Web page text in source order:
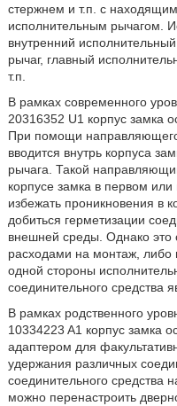
стержнем и т.п. с
исполнительным рычагом.
внутренний
рычаг, главный
т.п.
В рамках современного
20316352 U1 корпус замка
При помощи
вводится внутрь корпуса
рычага. Такой
корпусе замка в первом
избежать проникновения в
добиться герметизации
внешней среды. Однако это
расходами на монтаж, либо
одной стороны
соединительного средства
В рамках родственного
10334223 A1 корпус замка
адаптером для
удержания различных
соединительного средства
можно перенастроить